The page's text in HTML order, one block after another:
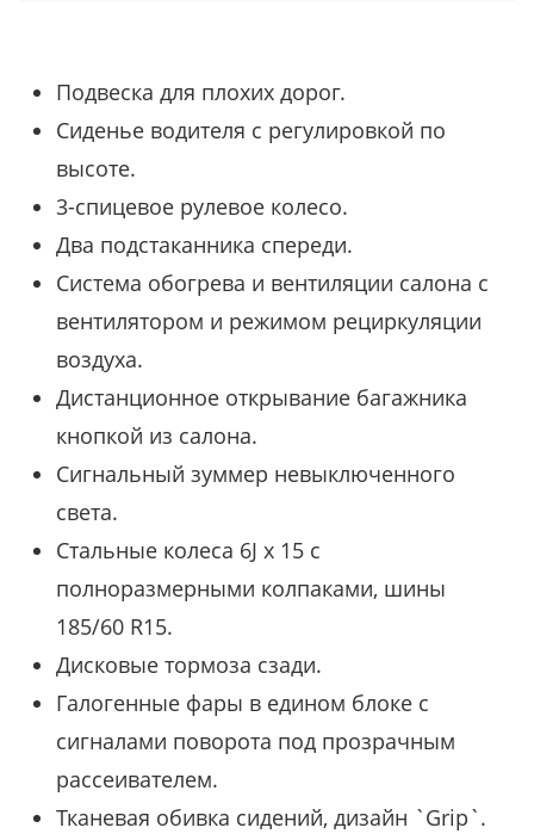
Подвеска для плохих дорог.
Сиденье водителя с регулировкой по
высоте.
3-спицевое рулевое колесо.
Два подстаканника спереди.
Система обогрева и вентиляции салона с
вентилятором и режимом рециркуляции
воздуха.
Дистанционное открывание багажника
кнопкой из салона.
Сигнальный зуммер невыключенного
света.
Стальные колеса 6J x 15 с
полноразмерными колпаками, шины
185/60 R15.
Дисковые тормоза сзади.
Галогенные фары в едином блоке с
сигналами поворота под прозрачным
рассеивателем.
Тканевая обивка сидений, дизайн `Grip`.